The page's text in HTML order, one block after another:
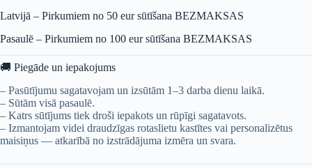
Latvijā – Pirkumiem no 50 eur sūtīšana BEZMAKSAS
Pasaulē – Pirkumiem no 100 eur sūtīšana BEZMAKSAS
🚚 Piegāde un iepakojums
– Pasūtījumu sagatavojam un izsūtām 1–3 darba dienu laikā.
– Sūtām visā pasaulē.
– Katrs sūtījums tiek droši iepakots un rūpīgi sagatavots.
– Izmantojam videi draudzīgas rotaslietu kastītes vai personalizētus
maisiņus — atkarībā no izstrādājuma izmēra un svara.